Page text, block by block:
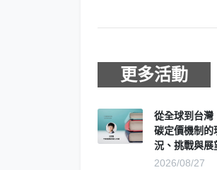
更多活動
從全球到台灣
碳定價機制的
況、挑戰與展
2026/08/27